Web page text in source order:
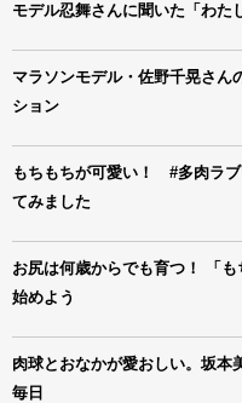
モデル忍舞さんに聞いた「わた
マラソンモデル・佐野千晃さん
ション
もちもちが可愛い！ #多肉ラ
てみました
お尻は何歳からでも育つ！ 「
始めよう
肉球とおなかが愛おしい。坂本
毎日